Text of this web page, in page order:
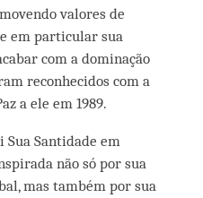
valores de
em particular sua
com a dominação
reconhecidos com a
a ele em 1989.
Sua Santidade em
não só por sua
mas também por sua